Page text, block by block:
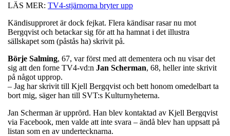
LÄS MER: TV4-stjärnorna bryter upp
Kändisupproret är dock fejkat. Flera kändisar rasar nu mot
Bergqvist och betackar sig för att ha hamnat i det illustra
sällskapet som (påstås ha) skrivit på.
Börje Salming, 67, var först med att dementera och nu visar det
sig att den forne TV4-vd:n Jan Scherman, 68, heller inte skrivit
på något upprop.
– Jag har skrivit till Kjell Bergqvist och bett honom omedelbart ta
bort mig, säger han till SVT:s Kulturnyheterna.
Jan Scherman är upprörd. Han blev kontaktad av Kjell Bergqvist
via Facebook, men valde att inte svara – ändå blev han uppsatt på
listan som en av undertecknarna.